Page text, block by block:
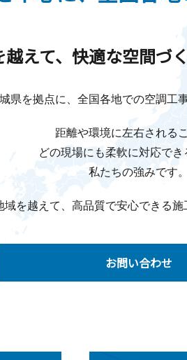
えて、快適な空間づ
県を拠点に、全国各地での空調工
距離や環境に左右される
どの現場にも柔軟に対応でき
私たちの強みです。
域を越えて、高品質で安心できる施
お問い合わせ